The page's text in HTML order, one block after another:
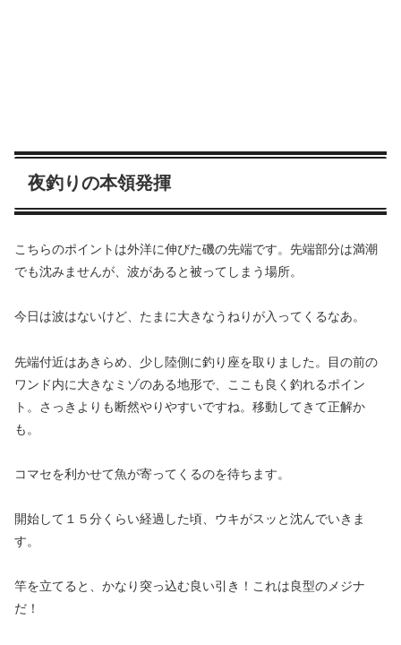
夜釣りの本領発揮
こちらのポイントは外洋に伸びた磯の先端です。先端部分は満潮
でも沈みませんが、波があると被ってしまう場所。
今日は波はないけど、たまに大きなうねりが入ってくるなあ。
先端付近はあきらめ、少し陸側に釣り座を取りました。目の前の
ワンド内に大きなミゾのある地形で、ここも良く釣れるポイン
ト。さっきよりも断然やりやすいですね。移動してきて正解か
も。
コマセを利かせて魚が寄ってくるのを待ちます。
開始して１５分くらい経過した頃、ウキがスッと沈んでいきま
す。
竿を立てると、かなり突っ込む良い引き！これは良型のメジナ
だ！